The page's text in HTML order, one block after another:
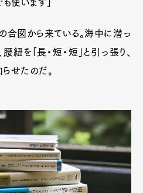
使います」
合図から来ている。海中に潜っ
を「長・短・短」と引っ張り、
せたのだ。